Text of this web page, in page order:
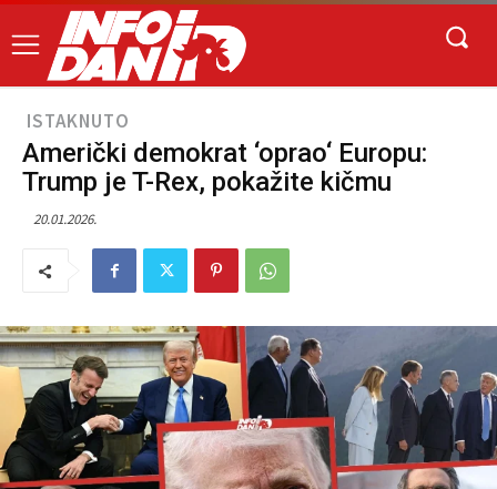
ISTAKNUTO
Američki demokrat ‘oprao‘ Europu:
Trump je T-Rex, pokažite kičmu
20.01.2026.